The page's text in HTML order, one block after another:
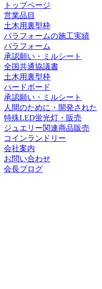
トップページ
営業品目
土木用裏型枠
パラフォームの施工実績
パラフォーム
承認願い・ミルシート
全国共通協議書
土木用裏型枠
ハードボード
承認願い・ミルシート
人間のために・開発された
特殊LED蛍光灯・販売
ジュエリー関連商品販売
コインランドリー
会社案内
お問い合わせ
会長ブログ